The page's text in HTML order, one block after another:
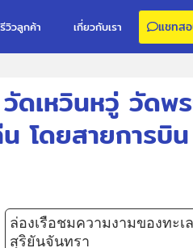
รีวิวลูกค้า เกี่ยวกับเรา แชทส
ดเหวินหวู่ วัดพ
โดยสายการบิน
ล่องเรือชมความงามของทะเ
สุริยันจันทรา